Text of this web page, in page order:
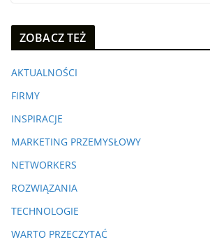
ZOBACZ TEŻ
AKTUALNOŚCI
FIRMY
INSPIRACJE
MARKETING PRZEMYSŁOWY
NETWORKERS
ROZWIĄZANIA
TECHNOLOGIE
WARTO PRZECZYTAĆ